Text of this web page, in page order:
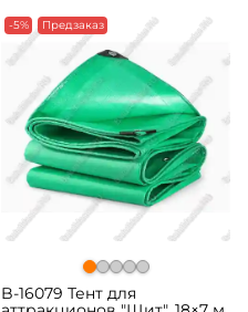
-5% Предзаказ
B-16079 Тент для